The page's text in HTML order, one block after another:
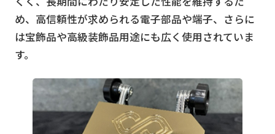
め、高信頼性が求められる電子部品や端子、さらに
は宝飾品や高級装飾品用途にも広く使用されていま
す。